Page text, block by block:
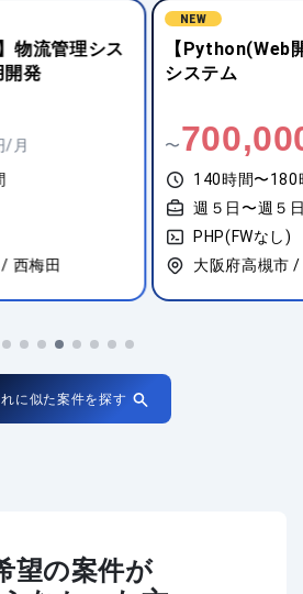
物流管理シス
開発
/月
西梅田
NEW
【Python(Web
システム
〜
140時間〜180
週５日〜週５
PHP(FWなし)
大阪府高槻市
れに似た案件を探す
望の案件が